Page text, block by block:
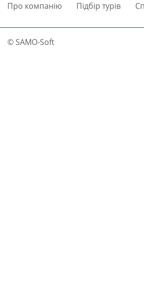
Про компанію
Підбір турів
© SAMO-Soft